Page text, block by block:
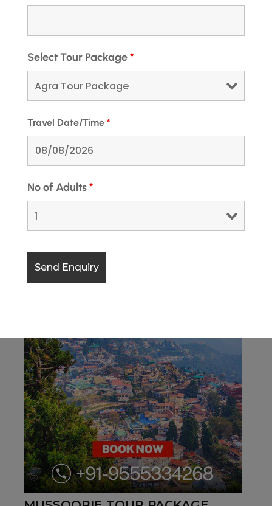
Select Tour Package*
Travel Date/Time *
No of Adults*